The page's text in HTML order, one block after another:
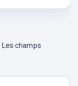
Les champs